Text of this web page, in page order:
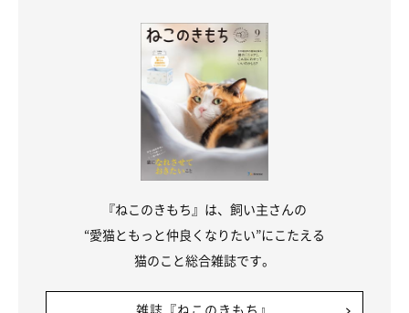
「夫婦で座ったり寝ていたりすると、テトはいつも私たちの間に
『かまって』『なでて』
す。そのような姿が毎回とても可愛いですね」
『ねこのきもち』は、飼い主さんの
“愛猫ともっと仲良くなりたい”にこたえる
猫のこと総合雑誌です。